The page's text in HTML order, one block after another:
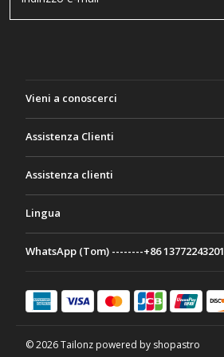
Vieni a conoscerci
Termini e Condizioni
Assistenza Clienti
Contattaci
Assistenza clienti
Modalità di pagamento
Lingua
Français
日本語
WhatsApp (Tom) --------+86 13772243201
© 2026 Tailonz powered by shopastro